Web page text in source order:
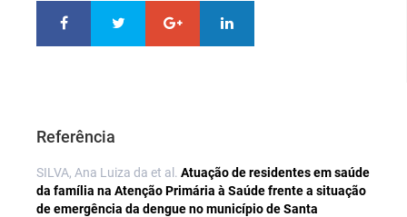
Referência
SILVA, Ana Luiza da et al. Atuação de residentes em saúde
da família na Atenção Primária à Saúde frente a situação
de emergência da dengue no município de Santa